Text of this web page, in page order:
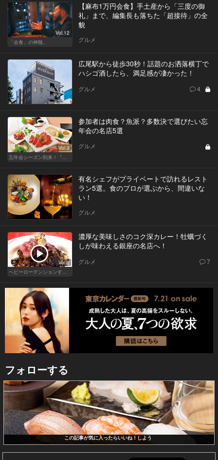
Vol.12
「会食」の神髄。
【麻布1万円会食】手土産から「三度の御
礼」まで、編集長も落ちた「超接待」の全
貌
グルメ
広尾駅から徒歩30秒！話題のお洒落横丁で
ハシゴ酒したら、満足感が凄かった！
グルメ 4
Vol.3
参加者は肉食？魚派？多数決で選びたい忘
年会の名店5選
グルメ
有名シェフがプライベートで訪れるレスト
ラン5選。食のプロが選ぶから、間違いな
い！
グルメ
Vol.2
ヘビーローテンションするカレー
濃厚な美味しさのコク深カレー！牡蠣づく
しが味わえる銀座の名店へ！
グルメ 7
フォローする
この記事が気に入ったらいいね！しよう